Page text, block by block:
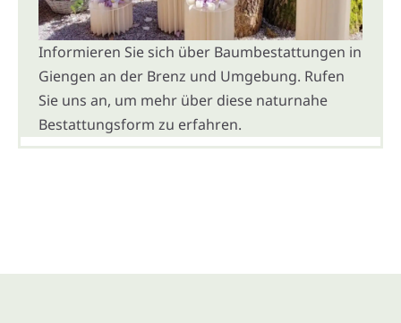
Informieren Sie sich über Baumbestattungen in
Giengen an der Brenz und Umgebung. Rufen
Sie uns an, um mehr über diese naturnahe
Bestattungsform zu erfahren.